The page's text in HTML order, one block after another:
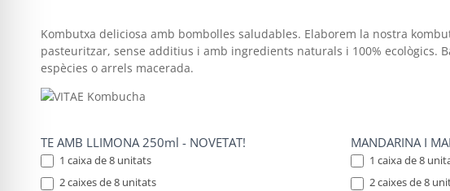
Kombutxa deliciosa amb bombolles saludables. Elaborem la nostra
pasteuritzar, sense additius i amb ingredients naturals i 100% ecològics.
espècies o arrels macerada.
TE AMB LLIMONA 250ml - NOVETAT!
1 caixa de 8 unitats
2 caixes de 8 unitats
MANDARINA I
1 caixa de 8
2 caixes de 8